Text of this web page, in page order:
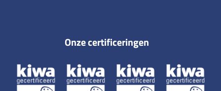
Onze certificeringen